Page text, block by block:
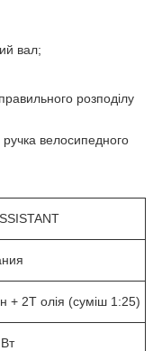
вал;
розподілу
велосипедного
+ 2T олія (суміш 1:25)